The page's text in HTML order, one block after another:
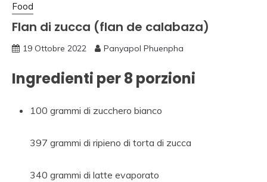
Food
Flan di zucca (flan de calabaza)
19 Ottobre 2022 Panyapol Phuenpha
Ingredienti per8 porzioni
100 grammi di zucchero bianco
397 grammi di ripieno di torta di zucca
340 grammi di latte evaporato